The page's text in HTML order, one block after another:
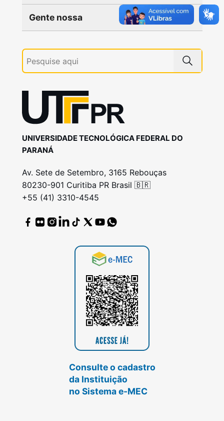
Gente nossa
UNIVERSIDADE TECNOLÓGICA FEDERAL DO
PARANÁ
Av. Sete de Setembro, 3165 Rebouças
80230-901 Curitiba PR Brasil 🇧🇷
+55 (41) 3310-4545
Consulte o cadastro
da Instituição
no Sistema e-MEC